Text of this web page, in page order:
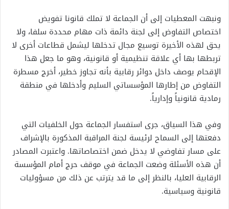
ونبهت المعطيات إلى أن الجماعة لا تملك قانونا تفويض
اختصاص التفاوض إلى لجنة دائمة ذات مهام محددة سلفا، ولا
يحق لهذه الأخيرة توسيع مجال تدخلها ليشمل قطاعات أخرى لا
تربطها بها أي علاقة تنظيمية أو قانونية، وهو ما جعل هذا
الإقحام يوصف داخل دوائر رقابية بأنه تجاوز خطير، أخرج مسطرة
التفاوض من إطارها المؤسساتي السليم وأدخلها في منطقة
رمادية قانونياً وإدارياً.
وفي هذا السياق، جرى استفسار الجماعة حول الخلفيات التي
دفعتها إلى السماح لرئيسة لجنة المراقبة المذكورة بالإشراف
على مسار تفاوضي لا يدخل ضمن اختصاصاتها. واعتبرت المصادر
أن هذه الأسئلة وضعت الجماعة في موقف حرج أمام المؤسسة
الرقابية العليا، بالنظر إلى ما قد يترتب عن ذلك من مسؤوليات
قانونية وسياسية.